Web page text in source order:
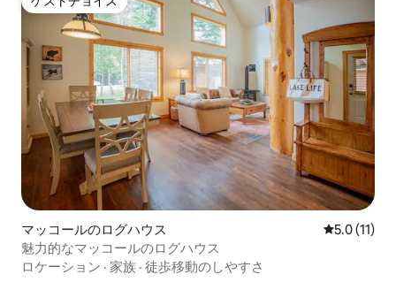
ゲストチョイス
マッコールのログハウス レビュー11
5.0 (11)
魅力的なマッコールのログハウス
ロケーション · 家族 · 徒歩移動のしやすさ